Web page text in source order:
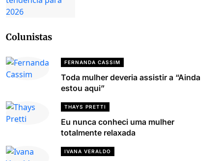
Colunistas
FERNANDA CASSIM
Toda mulher deveria assistir a “Ainda
estou aqui”
THAYS PRETTI
Eu nunca conheci uma mulher
totalmente relaxada
IVANA VERALDO